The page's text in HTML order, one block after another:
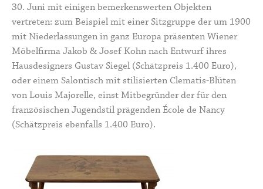
30. Juni mit einigen bemerkenswerten Objekten
vertreten: zum Beispiel mit einer Sitzgruppe der um 1900
mit Niederlassungen in ganz Europa präsenten Wiener
MöbelfirmaJakob & Josef Kohnnach Entwurf ihres
Hausdesigners Gustav Siegel (Schätzpreis 1.400 Euro),
oder einem Salontisch mit stilisierten Clematis-Blüten
von Louis Majorelle, einst Mitbegründer der für den
französischen Jugendstil prägenden École de Nancy
(Schätzpreis ebenfalls 1.400 Euro).